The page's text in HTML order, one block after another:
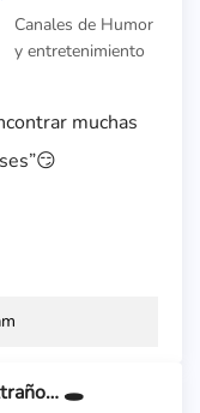
Canales de Humor
y entretenimiento
muchas
🕳